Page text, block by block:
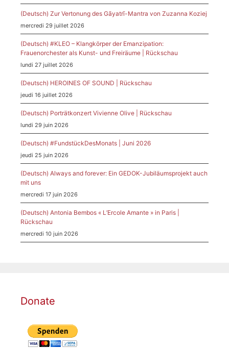
(Deutsch) Zur Vertonung des Gāyatrī-Mantra von Zuzanna Koziej
mercredi 29 juillet 2026
(Deutsch) #KLEO – Klangkörper der Emanzipation:
Frauenorchester als Kunst- und Freiräume | Rückschau
lundi 27 juillet 2026
(Deutsch) HEROINES OF SOUND | Rückschau
jeudi 16 juillet 2026
(Deutsch) Porträtkonzert Vivienne Olive | Rückschau
lundi 29 juin 2026
(Deutsch) #FundstückDesMonats | Juni 2026
jeudi 25 juin 2026
(Deutsch) Always and forever: Ein GEDOK-Jubiläumsprojekt auch
mit uns
mercredi 17 juin 2026
(Deutsch) Antonia Bembos « L’Ercole Amante » in Paris |
Rückschau
mercredi 10 juin 2026
Donate